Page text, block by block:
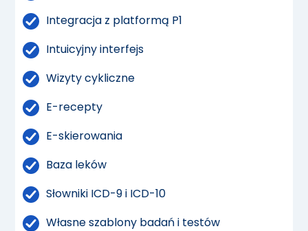
Integracja z platformą P1
Intuicyjny interfejs
Wizyty cykliczne
E-recepty
E-skierowania
Baza leków
Słowniki ICD-9 i ICD-10
Własne szablony badań i testów